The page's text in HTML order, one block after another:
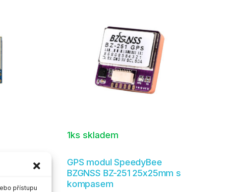
přístupu
1ks skladem
GPS modul SpeedyBee
BZGNSS BZ-251 25x25mm s
kompasem